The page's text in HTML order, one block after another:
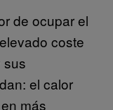
de ocupar el
coste
sus
el calor
más